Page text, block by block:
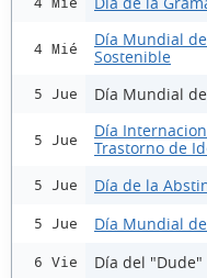
4 Mié
Día Mundial
Sostenible
5 Jue Día Mundial
5 Jue
Día
Trastorno de
5 Jue Día de la
5 Jue Día Mundial
6 Vie Día del "Dude"